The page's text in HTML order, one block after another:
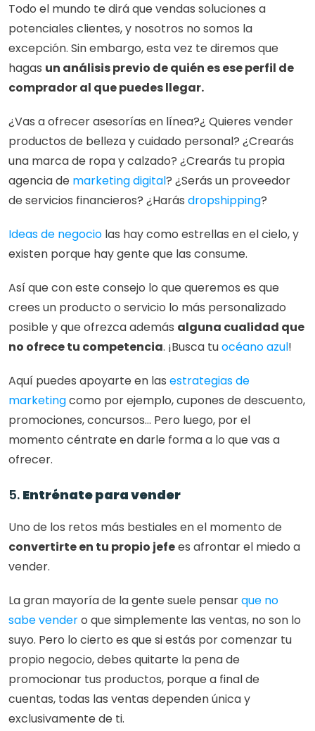
Todo el mundo te dirá que vendas soluciones a
potenciales clientes, y nosotros no somos la
excepción. Sin embargo, esta vez te diremos que
hagas un análisis previo de quién es ese perfil de
comprador al que puedes llegar.
¿Vas a ofrecer asesorías en línea?¿ Quieres vender
productos de belleza y cuidado personal? ¿Crearás
una marca de ropa y calzado? ¿Crearás tu propia
agencia de marketing digital? ¿Serás un proveedor
de servicios financieros? ¿Harás dropshipping?
Ideas de negocio las hay como estrellas en el cielo, y
existen porque hay gente que las consume.
Así que con este consejo lo que queremos es que
crees un producto o servicio lo más personalizado
posible y que ofrezca además alguna cualidad que
no ofrece tu competencia. ¡Busca tu océano azul!
Aquí puedes apoyarte en las estrategias de
marketing como por ejemplo, cupones de descuento,
promociones, concursos… Pero luego, por el
momento céntrate en darle forma a lo que vas a
ofrecer.
5. Entrénate para vender
convertirte en tu propio jefe es afrontar el miedo a
vender.
La gran mayoría de la gente suele pensar que no
sabe vender o que simplemente las ventas, no son lo
suyo. Pero lo cierto es que si estás por comenzar tu
propio negocio, debes quitarte la pena de
promocionar tus productos, porque a final de
cuentas, todas las ventas dependen única y
exclusivamente de ti.